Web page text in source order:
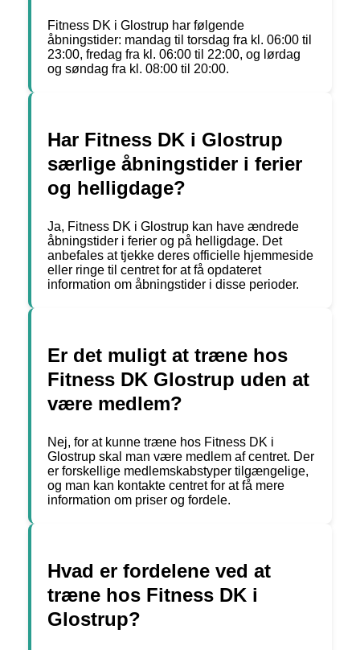
Fitness DK i Glostrup har følgende
åbningstider: mandag til torsdag fra kl. 06:00 til
23:00, fredag fra kl. 06:00 til 22:00, og lørdag
og søndag fra kl. 08:00 til 20:00.
Har Fitness DK i Glostrup
særlige åbningstider i ferier
og helligdage?
Ja, Fitness DK i Glostrup kan have ændrede
åbningstider i ferier og på helligdage. Det
anbefales at tjekke deres officielle hjemmeside
eller ringe til centret for at få opdateret
information om åbningstider i disse perioder.
Er det muligt at træne hos
Fitness DK Glostrup uden at
være medlem?
Nej, for at kunne træne hos Fitness DK i
Glostrup skal man være medlem af centret. Der
er forskellige medlemskabstyper tilgængelige,
og man kan kontakte centret for at få mere
information om priser og fordele.
Hvad er fordelene ved at
træne hos Fitness DK i
Glostrup?